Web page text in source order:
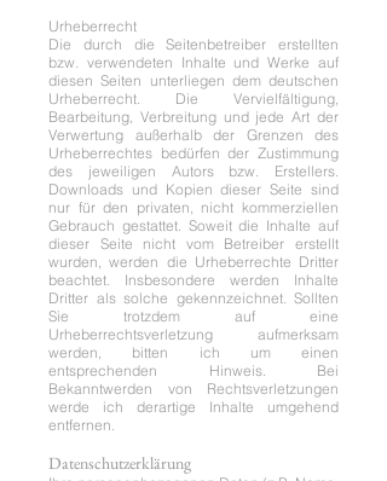
Urheberrecht
Die durch die Seitenbetreiber erstellten
bzw. verwendeten Inhalte und Werke auf
diesen Seiten unterliegen dem deutschen
Urheberrecht. Die Vervielfältigung,
Bearbeitung, Verbreitung und jede Art der
Verwertung außerhalb der Grenzen des
Urheberrechtes bedürfen der Zustimmung
des jeweiligen Autors bzw. Erstellers.
Downloads und Kopien dieser Seite sind
nur für den privaten, nicht kommerziellen
Gebrauch gestattet. Soweit die Inhalte auf
dieser Seite nicht vom Betreiber erstellt
wurden, werden die Urheberrechte Dritter
beachtet. Insbesondere werden Inhalte
Dritter als solche gekennzeichnet. Sollten
Sie trotzdem auf eine
Urheberrechtsverletzung aufmerksam
werden, bitten ich um einen
entsprechenden Hinweis. Bei
Bekanntwerden von Rechtsverletzungen
werde ich derartige Inhalte umgehend
entfernen.
Datenschutzerklärung